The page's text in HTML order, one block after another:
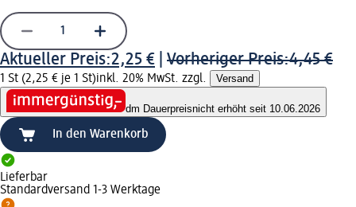
Aktueller Preis:2,25 € Vorheriger Preis:4,45 €
1 St (2,25 € je 1 St)inkl. 20% MwSt. zzgl. Versand
dm Dauerpreisnicht erhöht seit 10.06.2026
In den Warenkorb
Lieferbar
Standardversand 1-3 Werktage